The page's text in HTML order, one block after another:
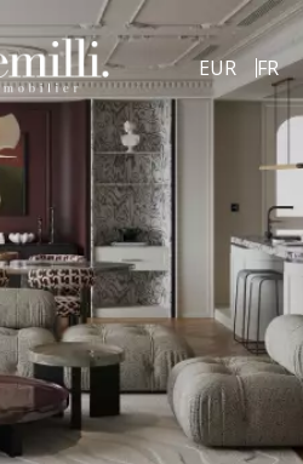
EUR FR